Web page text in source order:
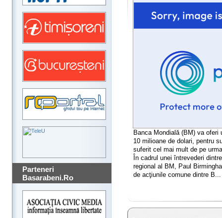
Parteneri
Basarabeni.Ro
Banca Mondială (BM) va
10 milioane de dolari, pentru
suferit cel mai mult de pe
În cadrul unei întrevederi
regional al BM, Paul
de acţiunile comune dintre B...